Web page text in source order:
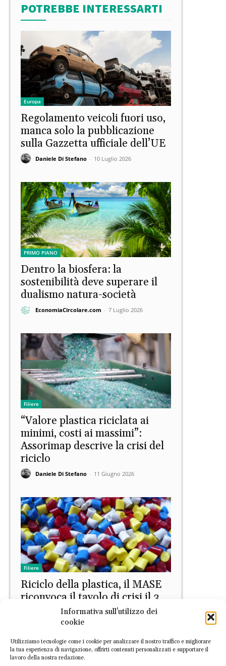
Informativa sull'utilizzo dei
cookie
Utilizziamo tecnologie come i cookie per analizzare il nostro traffico e migliorare
la tua esperienza di navigazione, offrirti contenuti personalizzati e supportare il
lavoro della nostra redazione.
POTREBBE INTERESSARTI
Europa
Regolamento veicoli fuori uso,
manca solo la pubblicazione
sulla Gazzetta ufficiale dell’UE
Daniele Di Stefano - 10 Luglio 2026
PRIMO PIANO
Dentro la biosfera: la
sostenibilità deve superare il
dualismo natura-società
EconomiaCircolare.com - 7 Luglio 2026
Filiere
“Valore plastica riciclata ai
minimi, costi ai massimi”:
Assorimap descrive la crisi del
riciclo
Daniele Di Stefano - 11 Giugno 2026
Filiere
Riciclo della plastica, il MASE
riconvoca il tavolo di crisi il 3
Daniele Di Stefano